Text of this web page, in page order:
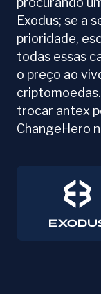
Exodus; se a
prioridade,
todas essas
o preço ao
trocar antex
ChangeHero